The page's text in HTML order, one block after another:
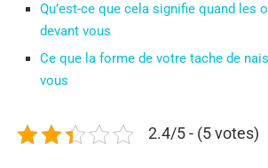
Qu’est-ce que cela signifie quand les
devant vous
Ce que la forme de votre tache de
vous
2.4/5 - (5 votes)